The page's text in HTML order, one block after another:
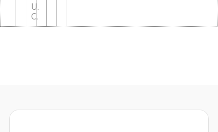
U.
C.